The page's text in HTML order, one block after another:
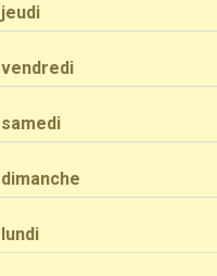
jeudi
vendredi
samedi
dimanche
lundi